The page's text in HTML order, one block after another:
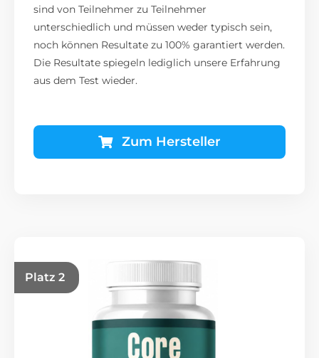
sind von Teilnehmer zu Teilnehmer
unterschiedlich und müssen weder typisch sein,
noch können Resultate zu 100% garantiert werden.
Die Resultate spiegeln lediglich unsere Erfahrung
aus dem Test wieder.
Zum Hersteller
Platz 2